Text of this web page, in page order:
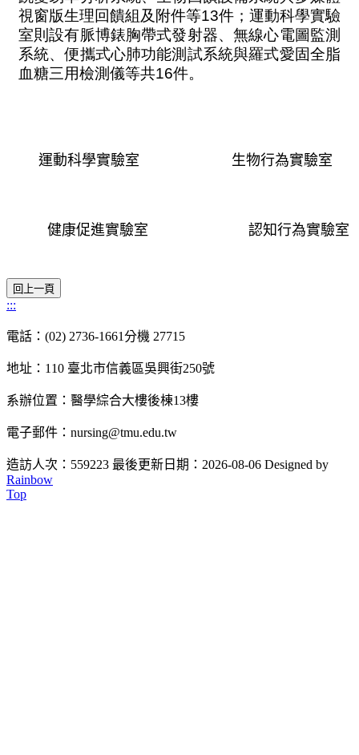
視窗版生理回饋組及附件等13件；運動科學實驗
室則設有脈博錶胸帶式發射器、無線心電圖監測
系統、便攜式心肺功能測試系統與羅式愛固全脂
血糖三用檢測儀等共16件。
運動科學實驗室 生物行為實驗室
健康促進實驗室認知行為實驗室
:::
電話：(02) 2736-1661分機 27715
地址：110 臺北市信義區吳興街250號
系辦位置：醫學綜合大樓後棟13樓
電子郵件：nursing@tmu.edu.tw
造訪人次：559223 最後更新日期：2026-08-06 Designed by
Rainbow
Top